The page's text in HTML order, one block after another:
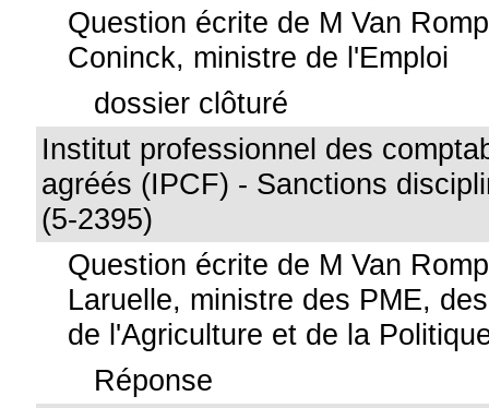
Question écrite de M Van
Coninck, ministre de l'Emploi
dossier clôturé
Institut professionnel des
agréés (IPCF) - Sanctions
(5-2395)
Question écrite de M Van
Laruelle, ministre des PME,
de l'Agriculture et de la
Réponse